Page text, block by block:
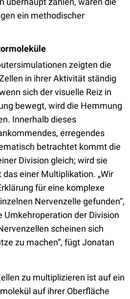
ein methodischer
zeigten die
in ihrer Aktivität ständig
sich der visuelle Reiz in
bewegt, wird die Hemmung
Innerhalb dieses
erregendes
betrachtet kommt die
Division gleich; wird sie
einer Multiplikation. „Wir
für eine komplexe
Nervenzelle gefunden“,
Umkehroperation der Division
scheinen sich
zu machen“, fügt Jonatan
zu multiplizieren ist auf ein
auf ihrer Oberfläche